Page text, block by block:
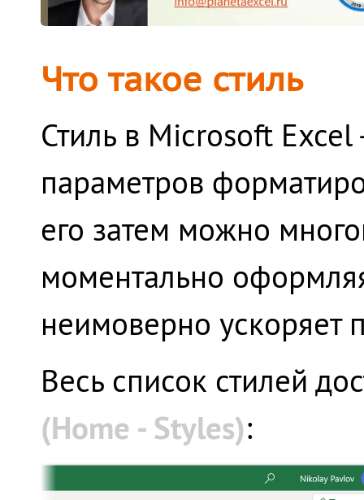
Что такое стиль
Стиль в Microsoft Excel
параметров
его затем можно
моментально
неимоверно ускоряет
Весь список стилей
(Home - Styles):